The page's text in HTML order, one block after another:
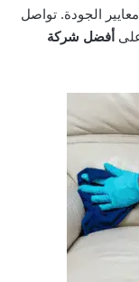
الجودة. تواصل
أفضل شركة